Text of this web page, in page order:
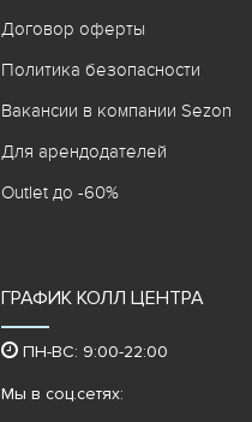
Договор оферты
Политика безопасности
Вакансии в компании Sezon
Для арендодателей
Outlet до -60%
ГРАФИК КОЛЛ ЦЕНТРА
ПН-ВС: 9:00-22:00
Мы в соц.сетях: